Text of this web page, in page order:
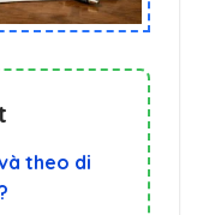
theo di